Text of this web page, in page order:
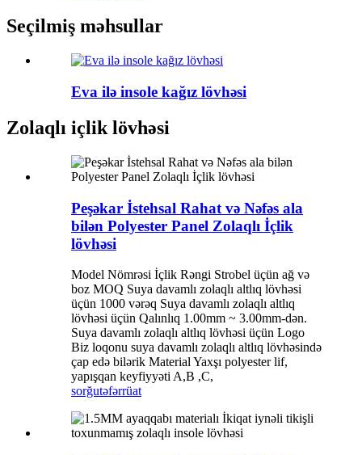
Seçilmiş məhsullar
Eva ilə insole kağız lövhəsi
Zolaqlı içlik lövhəsi
Peşəkar İstehsal Rahat və Nəfəs ala
bilən Polyester Panel Zolaqlı İçlik
lövhəsi
Model Nömrəsi İçlik Rəngi ​​Strobel üçün ağ və
boz MOQ Suya davamlı zolaqlı altlıq lövhəsi
üçün 1000 vərəq Suya davamlı zolaqlı altlıq
lövhəsi üçün Qalınlıq 1.00mm ~ 3.00mm-dən.
Suya davamlı zolaqlı altlıq lövhəsi üçün Logo
Biz loqonu suya davamlı zolaqlı altlıq lövhəsində
çap edə bilərik Material Yaxşı polyester lif,
yapışqan keyfiyyəti A,B ,C,
sorğutəfərrüat